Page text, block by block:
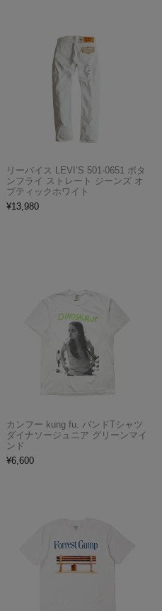
リーバイス LEVI’S 501-0651 ボタ
ンフライ ストレート ジーンズ オ
プティックホワイト
¥13,980
カンフー kung fu. バンドTシャツ
ダイナソージュニア グリーンマイ
ンド
¥6,600